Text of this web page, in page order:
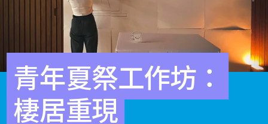
青年夏祭工作坊：
棲居重現